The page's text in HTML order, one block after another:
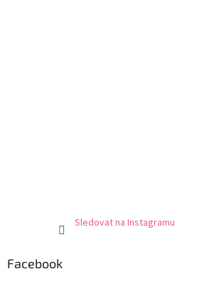
Sledovat na Instagramu
Facebook